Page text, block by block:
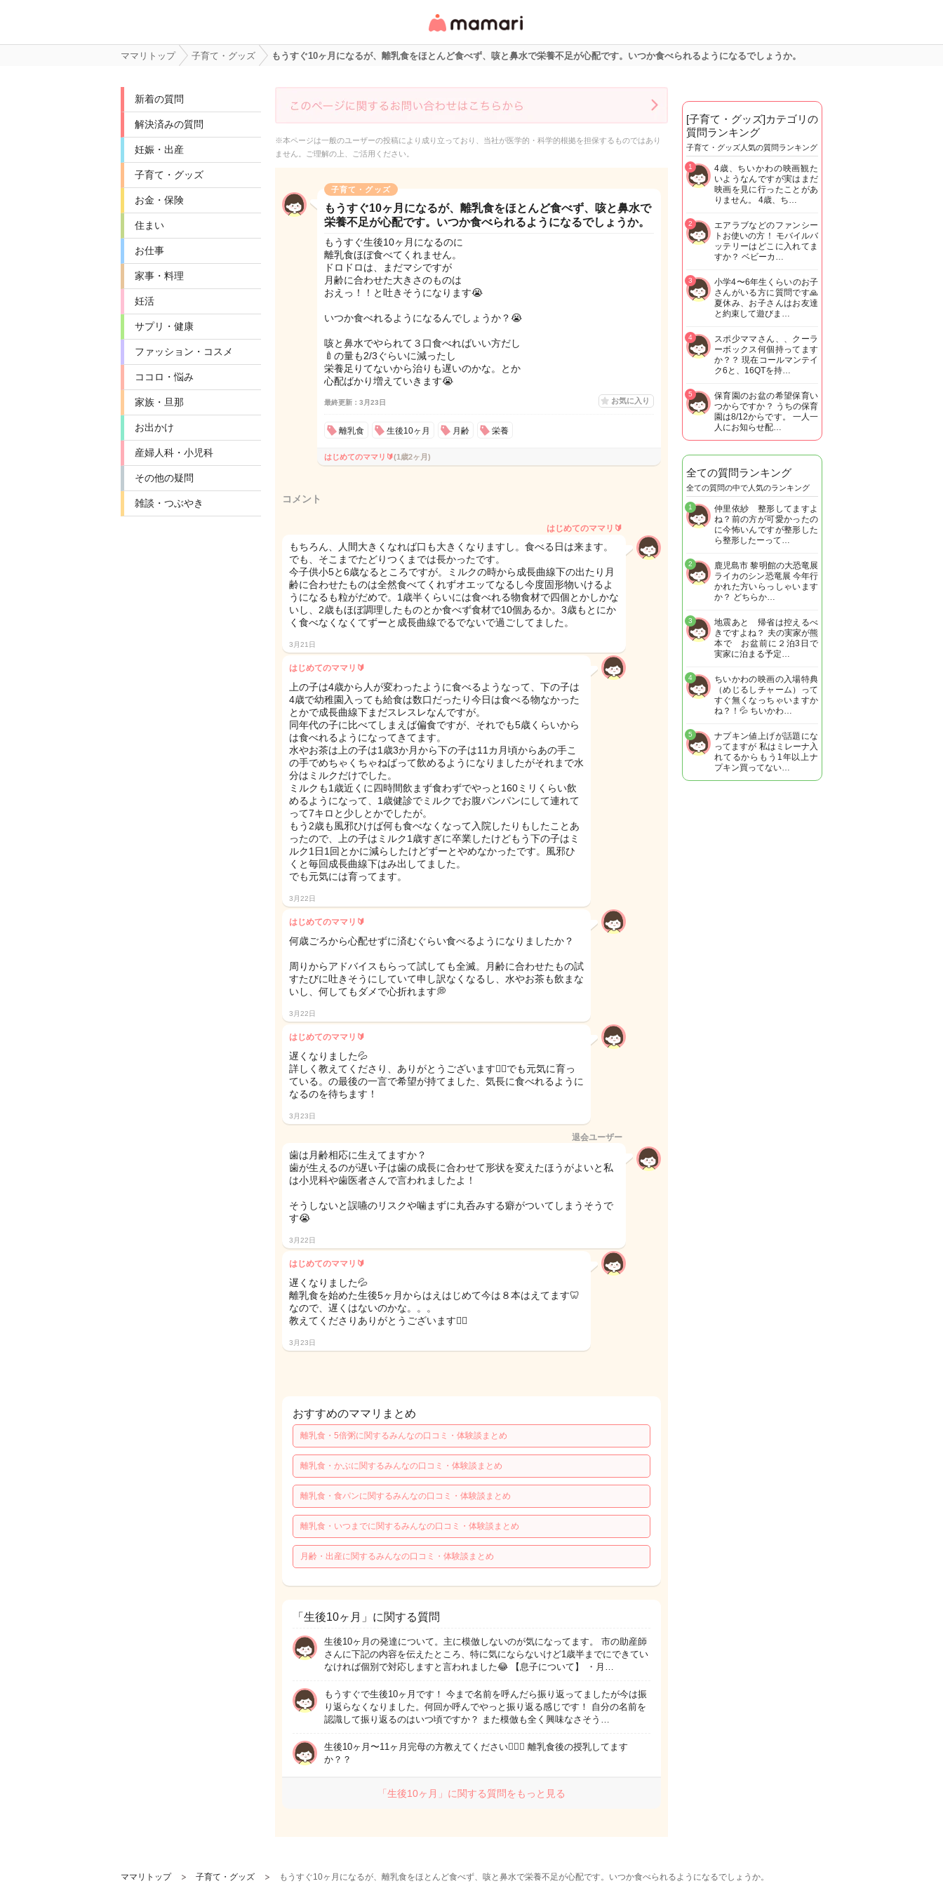
リ・情報サイト
ママリトップ 子育て・グッズ もうすぐ10ヶ月になるが、離乳食をほとんど食べず、咳と鼻水で栄養不足が心配です。いつか食べられるようになるでしょうか。
新着の質問
解決済みの質問
妊娠・出産
子育て・グッズ
お金・保険
住まい
お仕事
家事・料理
妊活
サプリ・健康
ファッション・コスメ
ココロ・悩み
家族・旦那
お出かけ
産婦人科・小児科
その他の疑問
雑談・つぶやき
※本ページは一般のユーザーの投稿により成り立っており、当社が医学的・科学的根拠を担保するものではあり
ません。ご理解の上、ご活用ください。
子育て・グッズ
もうすぐ10ヶ月になるが、離乳食をほとんど食べず、咳と鼻水で
栄養不足が心配です。いつか食べられるようになるでしょうか。
もうすぐ生後10ヶ月になるのに
離乳食ほぼ食べてくれません。
ドロドロは、まだマシですが
月齢に合わせた大きさのものは
おえっ！！と吐きそうになります😭
いつか食べれるようになるんでしょうか？😭
咳と鼻水でやられて３口食べればいい方だし
🍼の量も2/3ぐらいに減ったし
栄養足りてないから治りも遅いのかな。とか
心配ばかり増えていきます😭
最終更新：3月23日 お気に入り
離乳食 生後10ヶ月 月齢 栄養
はじめてのママリ🔰(1歳2ヶ月)
コメント
はじめてのママリ🔰
もちろん、人間大きくなれば口も大きくなりますし。食べる日は来ます。
でも、そこまでたどりつくまでは長かったです。
今子供小5と6歳なるところですが。ミルクの時から成長曲線下の出たり月
齢に合わせたものは全然食べてくれずオエッてなるし今度固形物いけるよ
うになるも粒がだめで。1歳半くらいには食べれる物食材で四個とかしかな
いし、2歳もほぼ調理したものとか食べず食材で10個あるか。3歳もとにか
く食べなくなくてずーと成長曲線でるでないで過ごしてました。
3月21日
はじめてのママリ🔰
上の子は4歳から人が変わったように食べるようなって、下の子は
4歳で幼稚園入っても給食は数口だったり今日は食べる物なかった
とかで成長曲線下まだスレスレなんですが。
同年代の子に比べてしまえば偏食ですが、それでも5歳くらいから
は食べれるようになってきてます。
水やお茶は上の子は1歳3か月から下の子は11カ月頃からあの手こ
の手でめちゃくちゃねばって飲めるようになりましたがそれまで水
分はミルクだけでした。
ミルクも1歳近くに四時間飲まず食わずでやっと160ミリくらい飲
めるようになって、1歳健診でミルクでお腹パンパンにして連れて
って7キロと少しとかでしたが。
もう2歳も風邪ひけば何も食べなくなって入院したりもしたことあ
ったので、上の子はミルク1歳すぎに卒業したけどもう下の子はミ
ルク1日1回とかに減らしたけどずーとやめなかったです。風邪ひ
くと毎回成長曲線下はみ出してました。
でも元気には育ってます。
3月22日
はじめてのママリ🔰
何歳ごろから心配せずに済むぐらい食べるようになりましたか？
周りからアドバイスもらって試しても全滅。月齢に合わせたもの試
すたびに吐きそうにしていて申し訳なくなるし、水やお茶も飲まな
いし、何してもダメで心折れます💭
3月22日
はじめてのママリ🔰
遅くなりました💦
詳しく教えてくださり、ありがとうございます🙇‍♀️でも元気に育っ
ている。の最後の一言で希望が持てました、気長に食べれるように
なるのを待ちます！
3月23日
退会ユーザー
歯は月齢相応に生えてますか？
歯が生えるのが遅い子は歯の成長に合わせて形状を変えたほうがよいと私
は小児科や歯医者さんで言われましたよ！
そうしないと誤嚥のリスクや噛まずに丸呑みする癖がついてしまうそうで
す😭
3月22日
はじめてのママリ🔰
遅くなりました💦
離乳食を始めた生後5ヶ月からはえはじめて今は８本はえてます🦷
なので、遅くはないのかな。。。
教えてくださりありがとうございます🙇‍♀️
3月23日
おすすめのママリまとめ
離乳食・5倍粥に関するみんなの口コミ・体験談まとめ
離乳食・かぶに関するみんなの口コミ・体験談まとめ
離乳食・食パンに関するみんなの口コミ・体験談まとめ
離乳食・いつまでに関するみんなの口コミ・体験談まとめ
月齢・出産に関するみんなの口コミ・体験談まとめ
「生後10ヶ月」に関する質問
生後10ヶ月の発達について。主に模倣しないのが気になってます。 市の助産師
さんに下記の内容を伝えたところ、特に気にならないけど1歳半までにできてい
なければ個別で対応しますと言われました😂 【息子について】 ・月…
もうすぐで生後10ヶ月です！ 今まで名前を呼んだら振り返ってましたが今は振
り返らなくなりました。何回か呼んでやっと振り返る感じです！ 自分の名前を
認識して振り返るのはいつ頃ですか？ また模倣も全く興味なさそう…
生後10ヶ月〜11ヶ月完母の方教えてください🙇🏻‍♀️ 離乳食後の授乳してます
か？？
「生後10ヶ月」に関する質問をもっと見る
[子育て・グッズ]カテゴリの
質問ランキング
子育て・グッズ人気の質問ランキング
4歳、ちいかわの映画観た
いようなんですが実はまだ
映画を見に行ったことがあ
りません。 4歳、ち…
1
エアラブなどのファンシー
トお使いの方！ モバイルバ
ッテリーはどこに入れてま
すか？ ベビーカ…
2
小学4〜6年生くらいのお子
さんがいる方に質問です🙏
夏休み、お子さんはお友達
と約束して遊びま…
3
スポ少ママさん、、クーラ
ーボックス何個持ってます
か？？ 現在コールマンテイ
ク6と、16QTを持…
4
保育園のお盆の希望保育い
つからですか？ うちの保育
園は8/12からです。 一人一
人にお知らせ配…
5
全ての質問ランキング
全ての質問の中で人気のランキング
仲里依紗 整形してますよ
ね？前の方が可愛かったの
に今怖いんですが整形した
ら整形したーって…
1
鹿児島市 黎明館の大恐竜展
ライカのシン恐竜展 今年行
かれた方いらっしゃいます
か？ どちらか…
2
地震あと 帰省は控えるべ
きですよね？ 夫の実家が熊
本で お盆前に２泊3日で
実家に泊まる予定…
3
ちいかわの映画の入場特典
（めじるしチャーム）って
すぐ無くなっちゃいますか
ね？！💦 ちいかわ…
4
ナプキン値上げが話題にな
ってますが 私はミレーナ入
れてるからもう1年以上ナ
プキン買ってない…
5
ママリトップ 子育て・グッズ もうすぐ10ヶ月になるが、離乳食をほとんど食べず、咳と鼻水で栄養不足が心配です。いつか食べられるようになるでしょうか。